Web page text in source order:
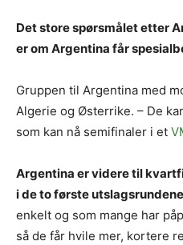
Det store spørsmålet etter
er om Argentina får
Gruppen til Argentina med
Algerie og Østerrike. – De
som kan nå semifinaler i et
Argentina er videre til
i de to første utslagsrundene
enkelt og som mange har
så de får hvile mer, kortere